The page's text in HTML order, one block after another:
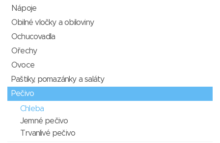
Nápoje
Obilné vločky a obiloviny
Ochucovadla
Ořechy
Ovoce
Paštiky, pomazánky a saláty
Pečivo
Chleba
Jemné pečivo
Trvanlivé pečivo